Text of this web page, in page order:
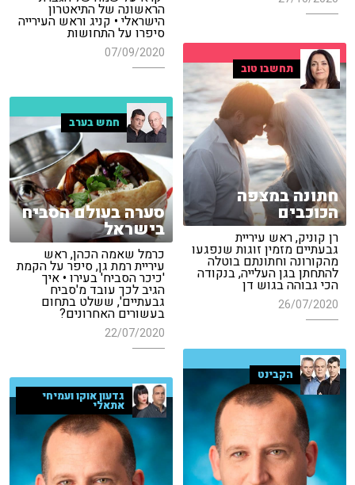
הראשונה של התיאטרון
הישראלי • קניג וראש העירייה
סיפרו על התחושות
07/09/2020
תחשבו טוב
חתונה במצפה
הכוכבים
רן קוניק, ראש עיריית
גבעתיים מזמין זוגות שנפגעו
מהקורונה וחתונתם בוטלה
להתחתן בגן העלייה, בנקודה
הכי גבוהה בגוש דן
26/07/2020
חמש בערב
סערה בעולם הסביח
בישראל
כרמל שאמה הכהן, ראש
עיריית רמת גן, סיפר על הקמת
'כיכר הסביח' בעירו • איך
הגיב לכך עובד מ'סביח
גבעתיים', ששלט בתחום
בעשורים האחרונים?
22/07/2020
הקבינט
גדעון אוקו ועמיחי
אתאלי